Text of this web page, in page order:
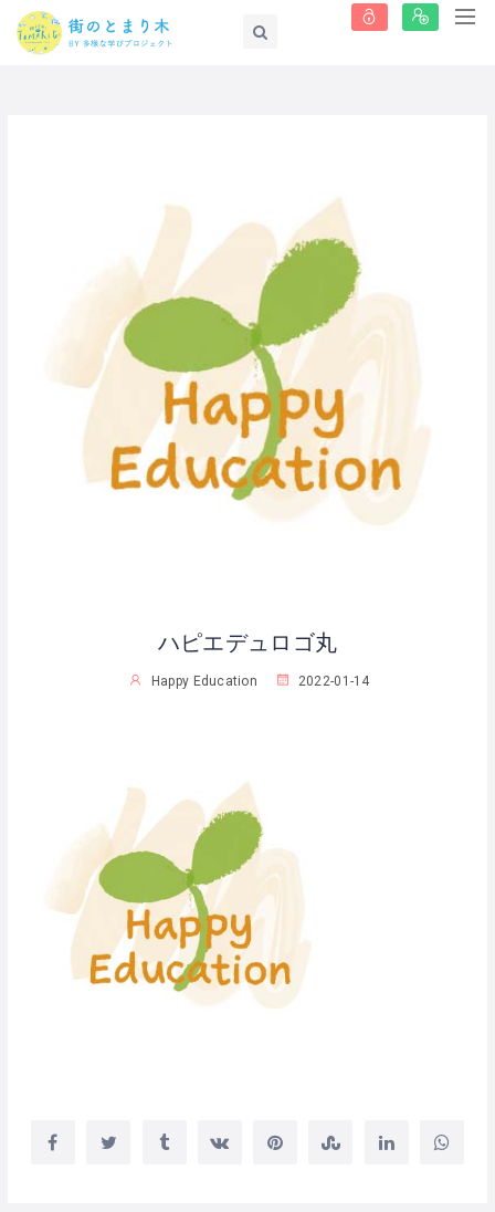
ハピエデュロゴ丸
Happy Education 2022-01-14